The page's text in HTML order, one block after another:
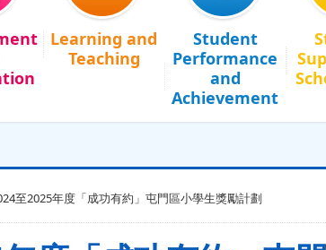
Learning and
Teaching
Student
Performance
and
Achievement
至2025年度「成功有約」屯門區小學生獎勵計劃